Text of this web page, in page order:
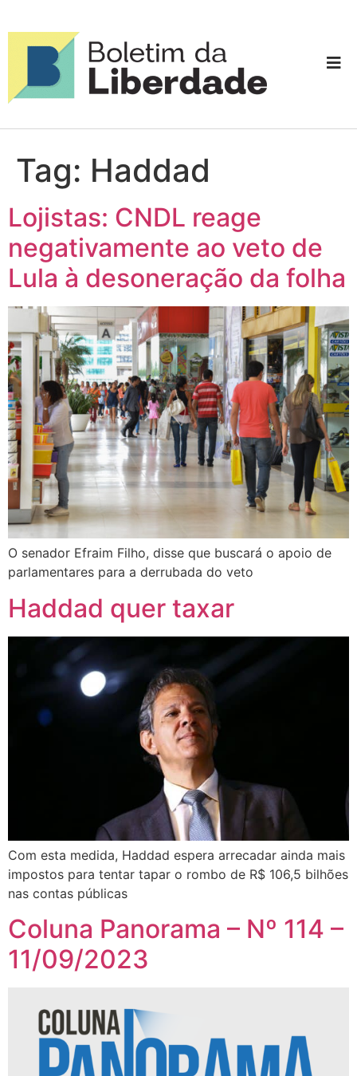
Tag: Haddad
Lojistas: CNDL reage
negativamente ao veto de
Lula à desoneração da folha
O senador Efraim Filho, disse que buscará o apoio de
parlamentares para a derrubada do veto
Haddad quer taxar
Com esta medida, Haddad espera arrecadar ainda mais
impostos para tentar tapar o rombo de R$ 106,5 bilhões
nas contas públicas
Coluna Panorama – Nº 114 –
11/09/2023